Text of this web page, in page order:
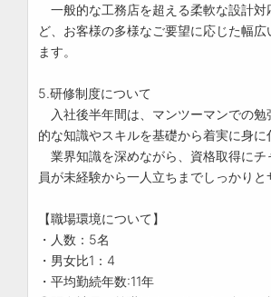
一般的な工務店を超える柔軟な設計対
ど、お客様の多様なご要望に応じた幅
ます。
5.研修制度について
入社後半年間は、マンツーマンでの
的な知識やスキルを基礎から着実に身に
業界知識を深めながら、資格取得にチ
員が未経験から一人立ちまでしっかり
【職場環境について】
・人数：5名
・男女比1：4
・平均勤続年数:11年